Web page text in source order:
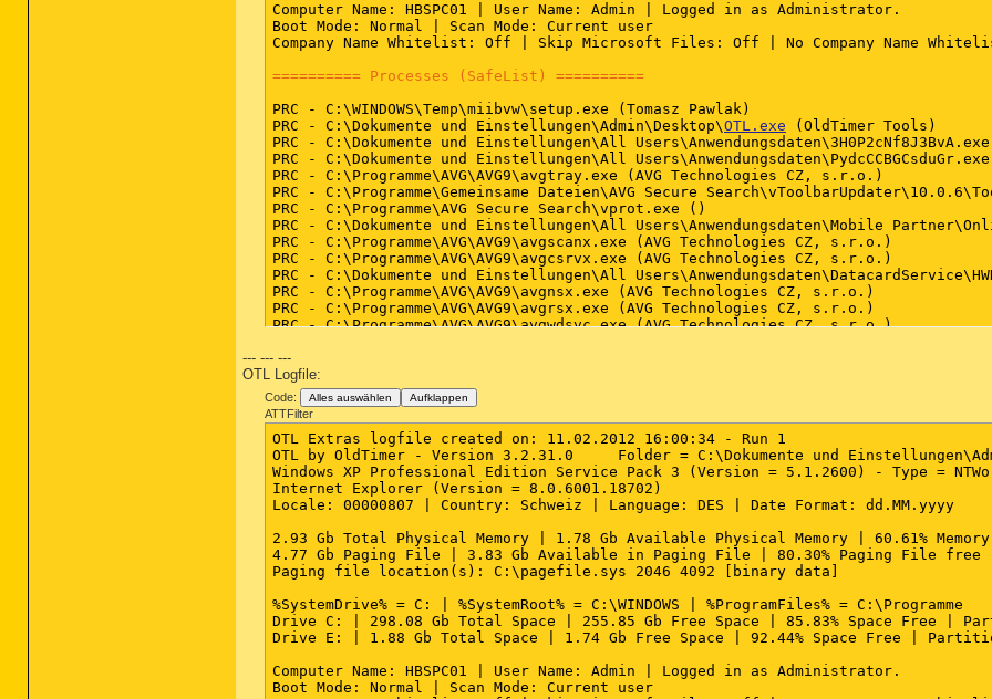
Computer Name: HBSPC01 | User Name: Admin | Logged in as Administrator.
Boot Mode: Normal | Scan Mode: Current user
Company Name Whitelist: Off | Skip Microsoft Files: Off | No Company Name
========== Processes (SafeList) ==========
PRC - C:\WINDOWS\Temp\miibvw\setup.exe (Tomasz Pawlak)
PRC - C:\Dokumente und Einstellungen\Admin\Desktop\OTL.exe (OldTimer Tools)
PRC - C:\Dokumente und Einstellungen\All
PRC - C:\Dokumente und Einstellungen\All
PRC - C:\Programme\AVG\AVG9\avgtray.exe (AVG Technologies CZ, s.r.o.)
PRC - C:\Programme\Gemeinsame Dateien\AVG Secure
PRC - C:\Programme\AVG Secure Search\vprot.exe ()
PRC - C:\Dokumente und Einstellungen\All Users\Anwendungsdaten\Mobile
PRC - C:\Programme\AVG\AVG9\avgscanx.exe (AVG Technologies CZ, s.r.o.)
PRC - C:\Programme\AVG\AVG9\avgcsrvx.exe (AVG Technologies CZ, s.r.o.)
PRC - C:\Dokumente und Einstellungen\All
PRC - C:\Programme\AVG\AVG9\avgnsx.exe (AVG Technologies CZ, s.r.o.)
PRC - C:\Programme\AVG\AVG9\avgrsx.exe (AVG Technologies CZ, s.r.o.)
PRC - C:\Programme\AVG\AVG9\avgwdsvc.exe (AVG Technologies CZ, s.r.o.)
PRC - C:\Programme\Gemeinsame Dateien\Java\Java Update\jusched.exe (Sun
PRC - C:\Programme\FreePDF_XP\fpassist.exe (shbox.de)
PRC - C:\Programme\Intel\Intel Matrix Storage Manager\IAANTmon.exe (Intel
PRC - C:\Programme\Intel\Intel Matrix Storage Manager\IAAnotif.exe (Intel
PRC - C:\Addon\Fujitsu\PSUtility\TrayManager.exe (FUJITSU LIMITED)
PRC - C:\WINDOWS\explorer.exe (Microsoft Corporation)
PRC - C:\WINDOWS\system32\spool\drivers\w32x86\3\E_FATICZE.EXE (SEIKO EPSON
PRC - C:\Programme\Gemeinsame Dateien\Nero\Lib\
NMIndexStoreSvr.exe (Nero AG)
PRC - C:\Programme\Gemeinsame Dateien\Nero\Lib\NMIndexingService.exe (Nero AG)
PRC - C:\Programme\Fujitsu\FUJ02E3\FUJ02E3.exe (FUJITSU LIMITED)
PRC - C:\Programme\Toshiba\Bluetooth Toshiba Stack\ItSecMng.exe ( TOSHIBA
PRC - C:\Dokumente und Einstellungen\All Users\Anwendungsdaten\EPSON\EPW!3
PRC - C:\Programme\Adobe\Photoshop Elements 5.0\PhotoshopElementsFileAgent.exe ()
PRC - C:\Addon\Fujitsu\SSUtility\FJSSDMN.exe (FUJITSU LIMITED)
PRC - C:\WINDOWS\SOUNDMAN.EXE (Realtek Semiconductor Corp.)
PRC - C:\Programme\Fujitsu\Fujitsu Hotkey Utility\IndicatorUty.exe (FUJITSU
PRC - C:\Programme\Fujitsu\BtnHnd\BtnHnd.exe (FUJITSU LIMITED)
--- --- ---
OTL Logfile:
Code: Alles auswählen Aufklappen
ATTFilter
OTL Extras logfile created on: 11.02.2012 16:00:34 - Run 1
OTL by OldTimer - Version 3.2.31.0     Folder = C:\Dokumente und
Windows XP Professional Edition Service Pack 3 (Version = 5.1.2600) - Type =
Internet Explorer (Version = 8.0.6001.18702)
Locale: 00000807 | Country: Schweiz | Language: DES | Date Format: dd.MM.yyyy
2.93 Gb Total Physical Memory | 1.78 Gb Available Physical Memory | 60.61%
4.77 Gb Paging File | 3.83 Gb Available in Paging File | 80.30% Paging File free
Paging file location(s): C:\pagefile.sys 2046 4092 [binary data]
%SystemDrive% = C: | %SystemRoot% = C:\WINDOWS | %ProgramFiles% = C:\Programme
Drive C: | 298.08 Gb Total Space | 255.85 Gb Free Space | 85.83% Space Free |
Drive E: | 1.88 Gb Total Space | 1.74 Gb Free Space | 92.44% Space Free |
Computer Name: HBSPC01 | User Name: Admin | Logged in as Administrator.
Boot Mode: Normal | Scan Mode: Current user